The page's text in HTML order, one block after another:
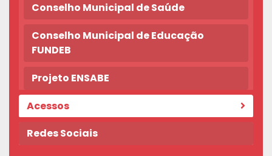
Conselho Municipal de Saúde
Conselho Municipal de Educação
FUNDEB
Projeto ENSABE
Acessos
Redes Sociais